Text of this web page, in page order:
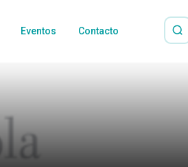
Eventos Contacto